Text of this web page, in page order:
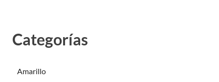
Categorías
Amarillo